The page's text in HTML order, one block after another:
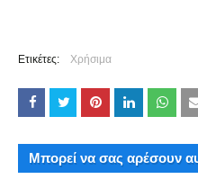
Ετικέτες: Χρήσιμα
Μπορεί να σας αρέσουν